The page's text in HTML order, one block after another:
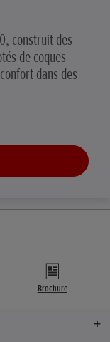
construit des
de coques
dans des
Brochure